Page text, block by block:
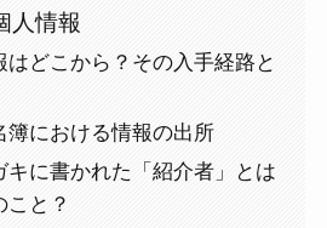
人情報
はどこから？その入手経路と
簿における情報の出所
キに書かれた「紹介者」とは
こと？